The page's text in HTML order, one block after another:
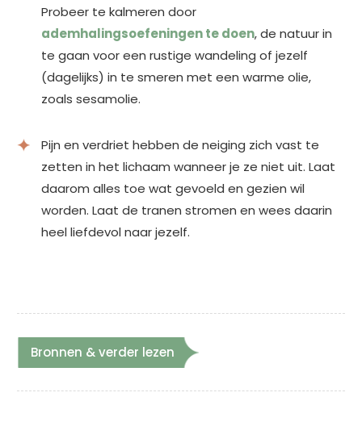
Probeer te kalmeren door
ademhalingsoefeningen te doen, de natuur in
te gaan voor een rustige wandeling of jezelf
(dagelijks) in te smeren met een warme olie,
zoals sesamolie.
Pijn en verdriet hebben de neiging zich vast te
zetten in het lichaam wanneer je ze niet uit. Laat
daarom alles toe wat gevoeld en gezien wil
worden. Laat de tranen stromen en wees daarin
heel liefdevol naar jezelf.
Bronnen & verder lezen